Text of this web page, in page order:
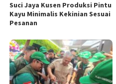
Suci Jaya Kusen Produksi Pintu
Kayu Minimalis Kekinian Sesuai
Pesanan